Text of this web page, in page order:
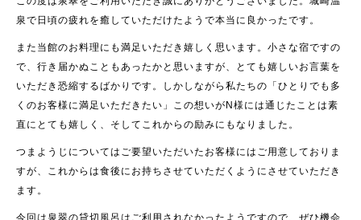
泉で日頃の疲れを癒していただけたようで本当に良かったです。
また当館のお料理にも満足いただき嬉しく思います。小さな宿ですの
で、行き届かぬこともあったかと思いますが、とても嬉しいお言葉を
いただき恐縮するばかりです。しかしながら私たちの「ひとりでも多
くのお客様に満足いただきたい」この想いがN様には通じたことは素
直にとても嬉しく、そしてこれからの励みにもなりました。
つまようじについてはご要望いただいたお客様にはご用意しておりま
すが、これからは食後にお持ちさせていただくようにさせていただき
ます。
今回は泉翠の貸切風呂はご利用されなかったようですので、ぜひ機会